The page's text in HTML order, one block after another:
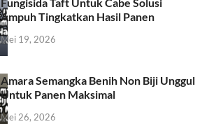
Ampuh Tingkatkan Hasil Panen
Mei 19, 2026
Amara Semangka Benih Non Biji Unggul
Untuk Panen Maksimal
Mei 26, 2026